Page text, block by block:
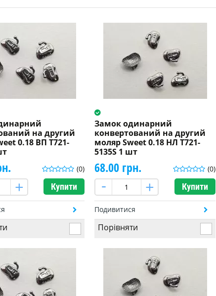
на другий
0.18 ВП T721-
(0)
Купити
Замок одинарний
конвертований на другий
моляр Sweet 0.18 НЛ T721-
5135S 1 шт
(0)
68.00 грн.
Купити
Подивитися
Порівняти